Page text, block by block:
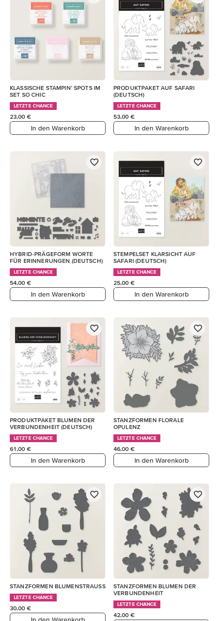
KLASSISCHE STAMPIN’ SPOTS IM
SET SO CHIC
LETZTE CHANCE
23,00 €
In den Warenkorb
PRODUKTPAKET AUF SAFARI
(DEUTSCH)
LETZTE CHANCE
53,00 €
In den Warenkorb
HYBRID-PRÄGEFORM WORTE
FÜR ERINNERUNGEN (DEUTSCH)
LETZTE CHANCE
54,00 €
In den Warenkorb
STEMPELSET KLARSICHT AUF
SAFARI (DEUTSCH)
LETZTE CHANCE
25,00 €
In den Warenkorb
PRODUKTPAKET BLUMEN DER
VERBUNDENHEIT (DEUTSCH)
LETZTE CHANCE
61,00 €
In den Warenkorb
STANZFORMEN FLORALE
OPULENZ
LETZTE CHANCE
46,00 €
In den Warenkorb
STANZFORMEN BLUMENSTRAUSS
LETZTE CHANCE
30,00 €
In den Warenkorb
STANZFORMEN BLUMEN DER
VERBUNDENHEIT
LETZTE CHANCE
42,00 €